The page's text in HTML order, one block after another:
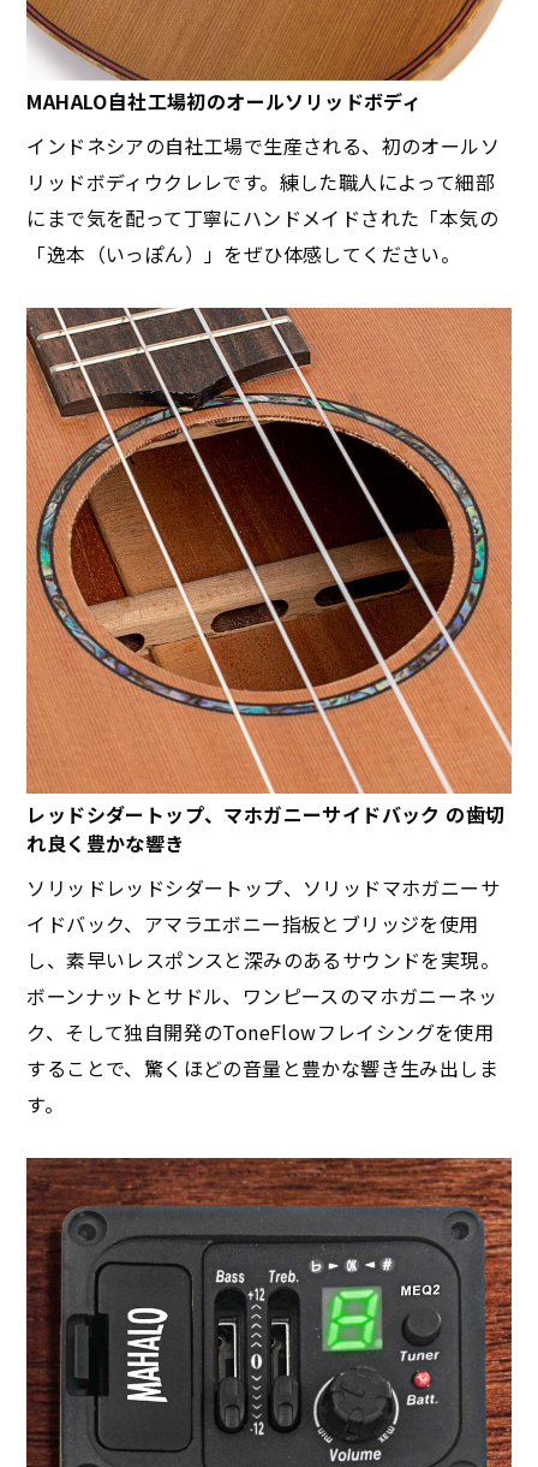
MAHALO自社工場初のオールソリッドボディ
インドネシアの自社工場で生産される、初のオールソ
リッドボディウクレレです。練した職人によって細部
にまで気を配って丁寧にハンドメイドされた「本気の
「逸本（いっぽん）」をぜひ体感してください。
レッドシダートップ、マホガニーサイドバック の歯切
れ良く豊かな響き
ソリッドレッドシダートップ、ソリッドマホガニーサ
イドバック、アマラエボニー指板とブリッジを使用
し、素早いレスポンスと深みのあるサウンドを実現。
ボーンナットとサドル、ワンピースのマホガニーネッ
ク、そして独自開発のToneFlowフレイシングを使用
することで、驚くほどの音量と豊かな響き生み出しま
す。